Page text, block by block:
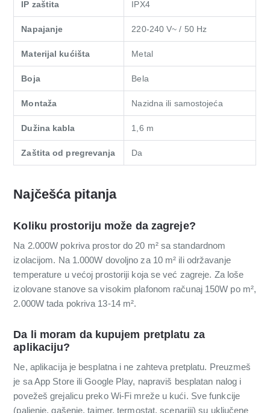
IP zaštita IPX4
Napajanje 220-240 V~ / 50 Hz
Materijal kućišta Metal
Boja Bela
Montaža Nazidna ili samostojeća
Dužina kabla 1,6 m
Zaštita od pregrevanja Da
Najčešća pitanja
Koliku prostoriju može da zagreje?
Na 2.000W pokriva prostor do 20 m² sa standardnom
izolacijom. Na 1.000W dovoljno za 10 m² ili održavanje
temperature u većoj prostoriji koja se već zagreje. Za loše
izolovane stanove sa visokim plafonom računaj 150W po m²,
2.000W tada pokriva 13-14 m².
Da li moram da kupujem pretplatu za
aplikaciju?
Ne, aplikacija je besplatna i ne zahteva pretplatu. Preuzmeš
je sa App Store ili Google Play, napraviš besplatan nalog i
povežeš grejalicu preko Wi-Fi mreže u kući. Sve funkcije
(paljenje, gašenje, tajmer, termostat, scenariji) su uključene